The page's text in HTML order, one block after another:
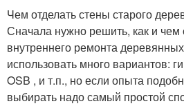
Чем отделать стены старого
Сначала нужно решить, как и чем
внутреннего ремонта
использовать много вариантов:
OSB , и т.п., но если опыта
выбирать надо самый простой